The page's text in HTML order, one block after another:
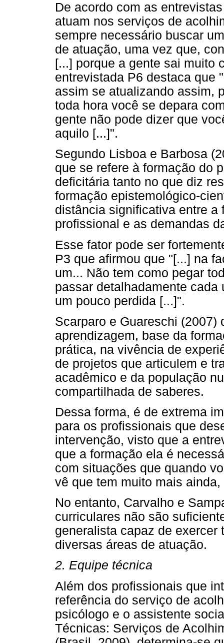
De acordo com as
atuam nos serviços de
sempre necessário buscar
de atuação, uma vez que,
[...] porque a gente sai muito
entrevistada P6 destaca que
assim se atualizando assim,
toda hora você se depara
gente não pode dizer que
aquilo [...]".
Segundo Lisboa e Barbosa
que se refere à formação do
deficitária tanto no que diz
formação epistemológico-
distância significativa entre a
profissional e as demandas
Esse fator pode ser
P3 que afirmou que "[...] na
um... Não tem como pegar
passar detalhadamente
um pouco perdida [...]".
Scarparo e Guareschi
aprendizagem, base da
prática, na vivência de
de projetos que articulem e
acadêmico e da população
compartilhada de saberes.
Dessa forma, é de extrema
para os profissionais que
intervenção, visto que a
que a formação ela é
com situações que quando
vê que tem muito mais
No entanto, Carvalho e
curriculares não são
generalista capaz de
diversas áreas de atuação.
2. Equipe técnica
Além dos profissionais que
referência do serviço de
psicólogo e o assistente
Técnicas: Serviços de